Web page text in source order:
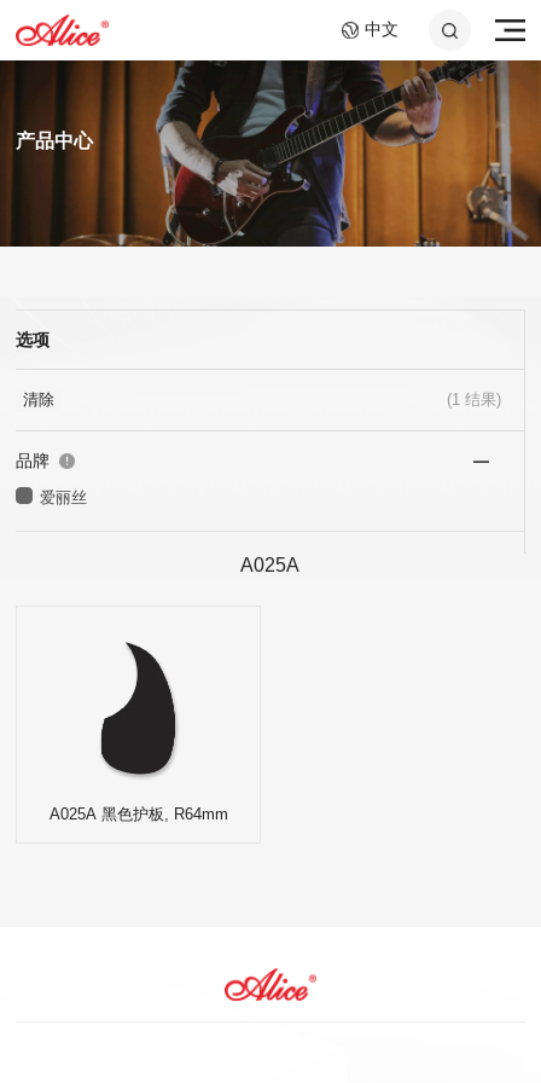
中文
AWR58-7SL 09-58超轻
弦,七弦镀镍合金电吉他
弦,镍钢电吉他弦
A807 钢绳芯镍铬大提琴
弦
琴弦
A046C 钢环指套 -长加
短套装
产品中心
选项
清除 (1结果)
品牌
爱丽丝
A025A
A025A 黑色护板, R64mm